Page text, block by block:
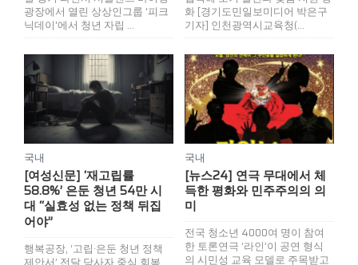
광장에서 열린 상상인그룹 '피크
닉데이'에서 청년 자립 ...
화 [경기도민일보미디어 박은구
기자] 인천광역시교육청(...
국내
[여성신문] ‘재고립률
58.8%’ 은둔 청년 54만 시
대 “실효성 없는 정책 뒤집
어야”
행복공장, ‘고립·은둔 청년 정책
국내
[뉴스24] 연극 무대에서 체
득한 평화와 민주주의의 의
미
전국 청소년 4000여 명이 참여
한 토론연극 ‘라인’이 공연 형식
의 시민성 교육 모델로 주목받고